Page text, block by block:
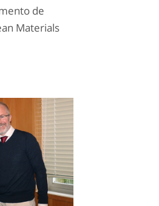
de
Materials